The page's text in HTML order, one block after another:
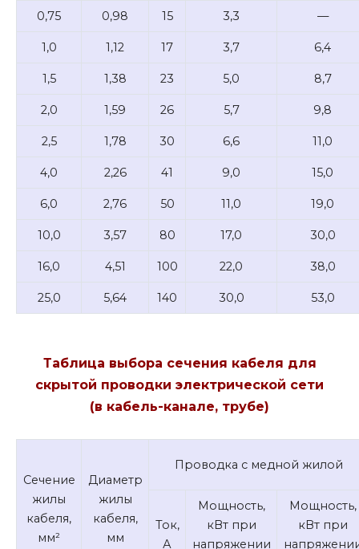
0,75 0,98 15 3,3 —
1,0 1,12 17 3,7 6,4
1,5 1,38 23 5,0 8,7
2,0 1,59 26 5,7 9,8
2,5 1,78 30 6,6 11,0
4,0 2,26 41 9,0 15,0
6,0 2,76 50 11,0 19,0
10,0 3,57 80 17,0 30,0
16,0 4,51 100 22,0 38,0
25,0 5,64 140 30,0 53,0
Таблица выбора сечения кабеля для
скрытой проводки электрической сети
(в кабель-канале, трубе)
Сечение
жилы
кабеля,
мм²
Диаметр
жилы
кабеля,
мм
Проводка с медной жилой
Ток,
А
Мощность,
кВт при
напряжении
Мощность,
кВт при